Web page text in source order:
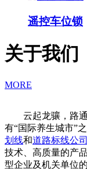
遥控车位锁
关于我们
MORE
云起龙骧，路
有“国际养生城市”
划线和道路标线公司
技术、高质量的产
型企业及机关单位